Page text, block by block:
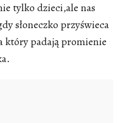
tylko dzieci,ale nas
słoneczko przyświeca
który padają promienie